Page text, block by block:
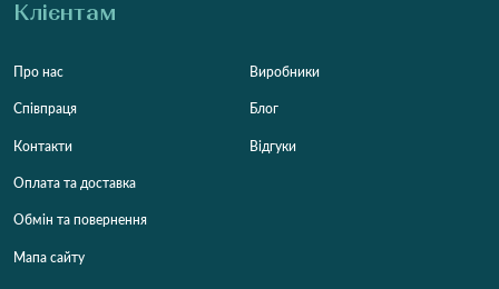
Клієнтам
Про нас
Співпраця
Контакти
Оплата та доставка
Обмін та повернення
Мапа сайту
Виробники
Блог
Відгуки